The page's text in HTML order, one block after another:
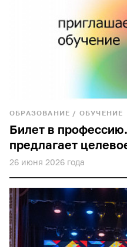
ОБРАЗОВАНИЕ / ОБУЧЕНИЕ
Билет в
предлагает
26 июня 2026 года